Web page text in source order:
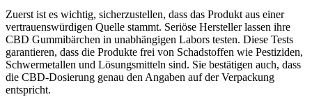
Zuerst ist es wichtig, sicherzustellen, dass das Produkt aus einer
vertrauenswürdigen Quelle stammt. Seriöse Hersteller lassen ihre
CBD Gummibärchen in unabhängigen Labors testen. Diese Tests
garantieren, dass die Produkte frei von Schadstoffen wie Pestiziden,
Schwermetallen und Lösungsmitteln sind. Sie bestätigen auch, dass
die CBD-Dosierung genau den Angaben auf der Verpackung
entspricht.